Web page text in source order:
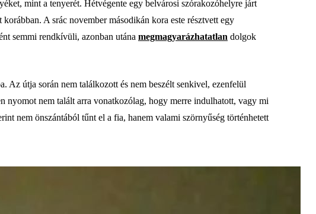
mint a tenyerét. Hétvégente egy belvárosi szórakozóhelyre járt
A srác november másodikán kora este résztvett egy
semmi rendkívüli, azonban utána megmagyarázhatatlan dolgok
Az útja során nem találkozott és nem beszélt senkivel, ezenfelül
nyomot nem talált arra vonatkozólag, hogy merre indulhatott, vagy mi
nem önszántából tűnt el a fia, hanem valami szörnyűség történhetett